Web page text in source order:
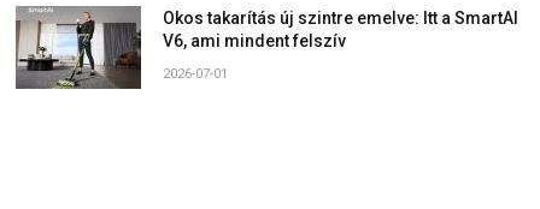
Okos takarítás új szintre emelve: Itt a SmartAI
V6, ami mindent felszív
2026-07-01